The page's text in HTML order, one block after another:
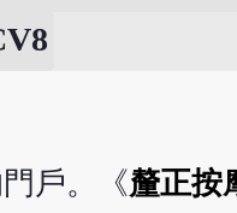
戶。《釐正按